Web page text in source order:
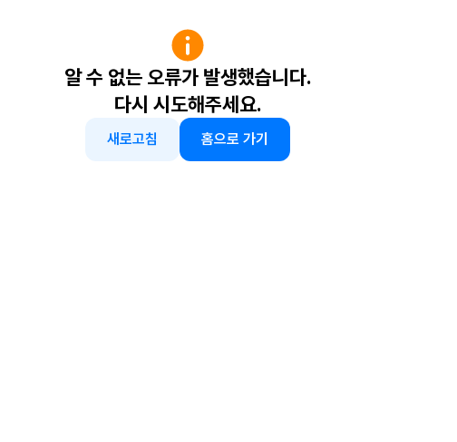
알 수 없는 오류가 발생했습니다.
다시 시도해주세요.
새로고침 홈으로 가기